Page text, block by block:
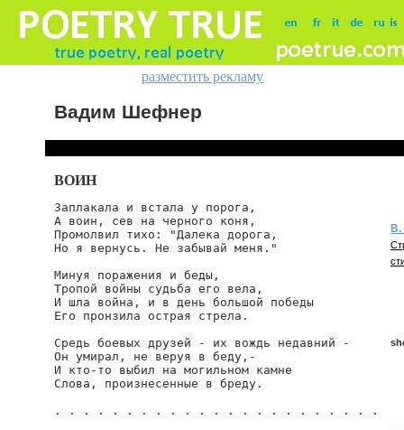
разместить рекламу
Вадим Шефнер
ВОИН
Заплакала и встала у порога,
А воин, сев на черного коня,
Промолвил тихо: "Далека дорога,
Но я вернусь. Не забывай меня."
Минуя поражения и беды,
Тропой войны судьба его вела,
И шла война, и в день большой победы
Его пронзила острая стрела.
Средь боевых друзей - их вождь недавний -
Он умирал, не веруя в беду,-
И кто-то выбил на могильном камне
Слова, произнесенные в бреду.
. . . . . . . . . . . . . . . . . . . . . . .